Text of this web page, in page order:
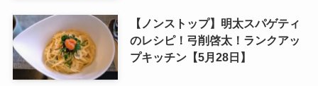
【ノンストップ】明太スパゲティ
のレシピ！弓削啓太！ランクアッ
プキッチン【5月28日】